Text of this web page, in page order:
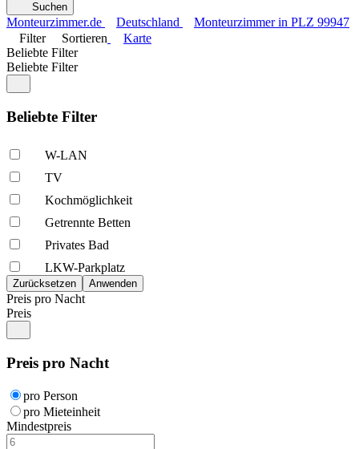
Suchen
Monteurzimmer.de Deutschland
Monteurzimmer in PLZ 99947
Filter
Sortieren
Karte
Beliebte Filter
Beliebte Filter
Beliebte Filter
W-LAN
TV
Kochmöglich­keit
Getrennte Betten
Privates Bad
LKW-Parkplatz
Preis pro Nacht
Preis
Preis pro Nacht
pro Person
pro Mieteinheit
Mindestpreis